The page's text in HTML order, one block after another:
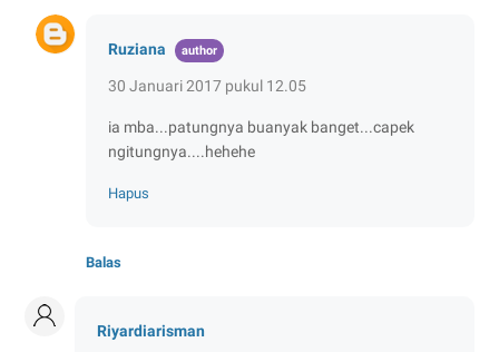
Ruziana
30 Januari 2017 pukul 12.05
ia mba...patungnya buanyak banget...capek
ngitungnya....hehehe
Hapus
Balas
Riyardiarisman